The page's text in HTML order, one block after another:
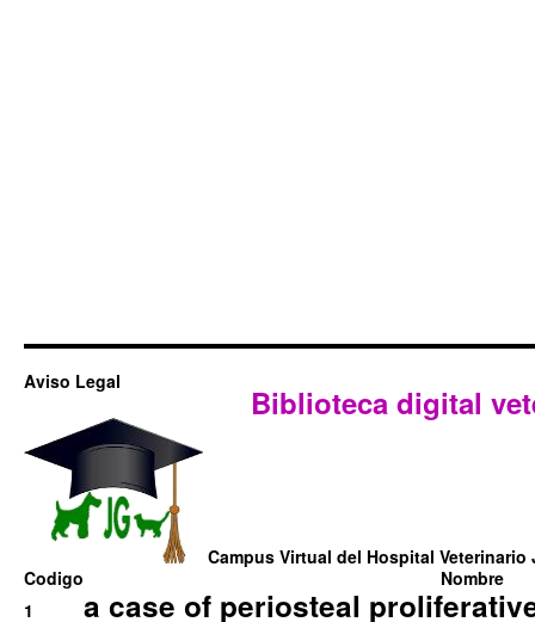
Aviso Legal
Biblioteca digital
Campus Virtual del Hospital Veterinario
Codigo
Nombre
1
a case of periosteal